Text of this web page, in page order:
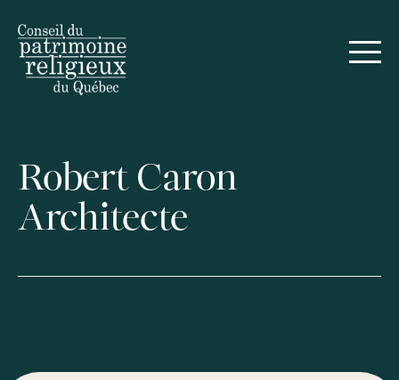
Robert Caron
Architecte